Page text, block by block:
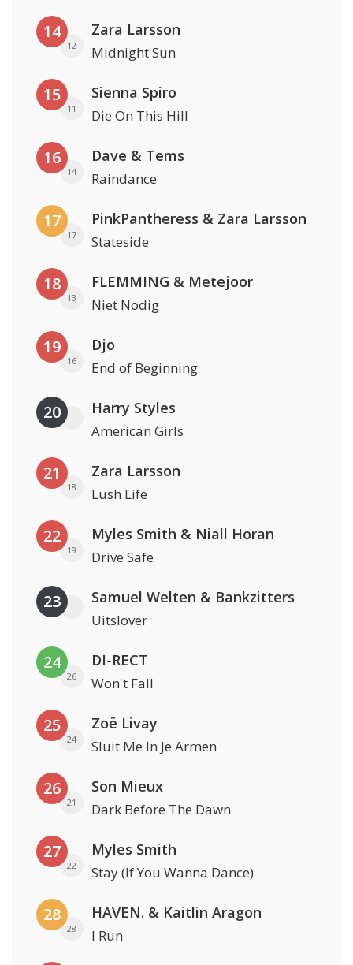
14
12
Zara Larsson
Midnight Sun
15
11
Sienna Spiro
Die On This Hill
16
14
Dave & Tems
Raindance
17
17
PinkPantheress & Zara Larsson
Stateside
18
13
FLEMMING & Metejoor
Niet Nodig
19
16
Djo
End of Beginning
20 Harry Styles
American Girls
21
18
Zara Larsson
Lush Life
22
19
Myles Smith & Niall Horan
Drive Safe
23 Samuel Welten & Bankzitters
Uitslover
24
26
DI-RECT
Won't Fall
25
24
Zoë Livay
Sluit Me In Je Armen
26
21
Son Mieux
Dark Before The Dawn
27
22
Myles Smith
Stay (If You Wanna Dance)
28
28
HAVEN. & Kaitlin Aragon
I Run